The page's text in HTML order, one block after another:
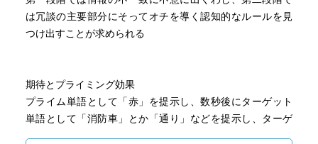
は冗談の主要部分にそってオチを導く認知的なルールを見
つけ出すことが求められる
期待とプライミング効果
プライム単語として「赤」を提示し、数秒後にターゲット
単語として「消防車」とか「通り」などを提示し、ターゲ